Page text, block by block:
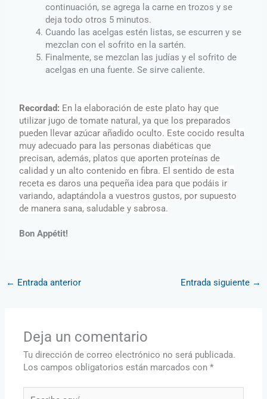
continuación, se agrega la carne en trozos y se
deja todo otros 5 minutos.
Cuando las acelgas estén listas, se escurren y se
mezclan con el sofrito en la sartén.
Finalmente, se mezclan las judías y el sofrito de
acelgas en una fuente. Se sirve caliente.
Recordad: En la elaboración de este plato hay que
utilizar jugo de tomate natural, ya que los preparados
pueden llevar azúcar añadido oculto. Este cocido resulta
muy adecuado para las personas diabéticas que
precisan, además, platos que aporten proteínas de
calidad y un alto contenido en fibra. El sentido de esta
receta es daros una pequeña idea para que podáis ir
variando, adaptándola a vuestros gustos, por supuesto
de manera sana, saludable y sabrosa.
Bon Appétit!
← Entrada anterior Entrada siguiente →
Deja un comentario
Tu dirección de correo electrónico no será publicada.
Los campos obligatorios están marcados con*